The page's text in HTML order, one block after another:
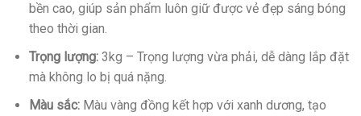
bền cao, giúp sản phẩm luôn giữ được vẻ đẹp sáng bóng
theo thời gian.
Trọng lượng:3kg – Trọng lượng vừa phải, dễ dàng lắp đặt
mà không lo bị quá nặng.
Màu sắc:Màu vàng đồng kết hợp với xanh dương, tạo